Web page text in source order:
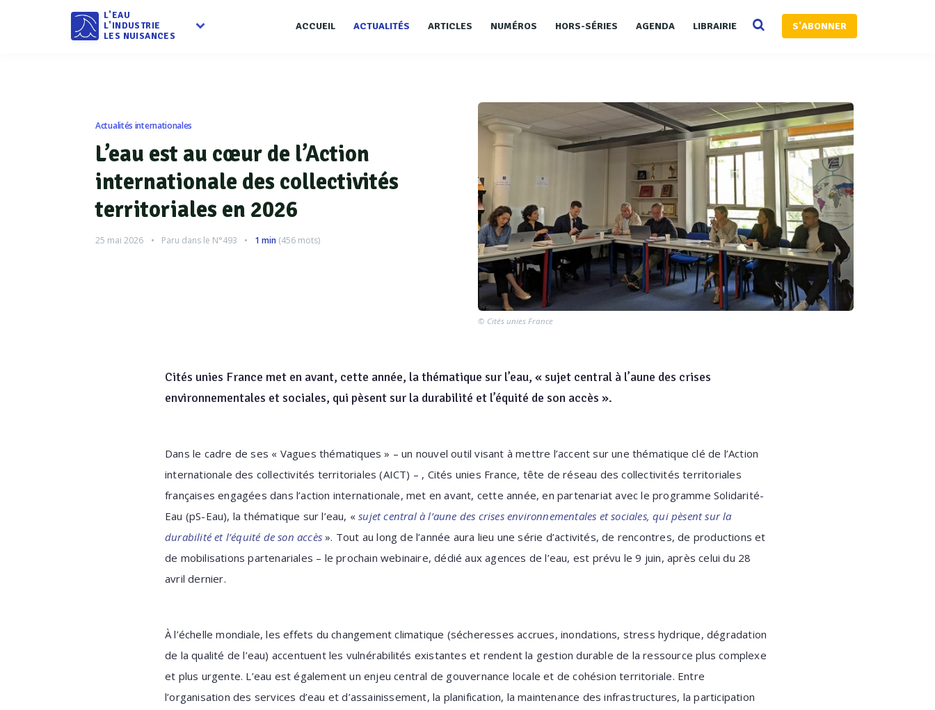
L'EAU
L'INDUSTRIE
LES NUISANCES
ACCUEIL ACTUALITÉS ARTICLES NUMÉROS HORS-SÉRIES AGENDA LIBRAIRIE S'ABONNER
Actualités internationales
L’eau est au cœur de l’Action
internationale des collectivités
territoriales en 2026
25 mai 2026 Paru dans le N°493 1 min (456 mots)
© Cités unies France
Cités unies France met en avant, cette année, la thématique sur l’eau, « sujet central à l’aune des crises
environnementales et sociales, qui pèsent sur la durabilité et l’équité de son accès ».
Dans le cadre de ses « Vagues thématiques » – un nouvel outil visant à mettre l’accent sur une thématique clé de l’Action
internationale des collectivités territoriales (AICT) – , Cités unies France, tête de réseau des collectivités territoriales
françaises engagées dans l’action internationale, met en avant, cette année, en partenariat avec le programme Solidarité-
Eau (pS-Eau), la thématique sur l’eau, «sujet central à l’aune des crises environnementales et sociales, qui pèsent sur la
durabilité et l’équité de son accès ». Tout au long de l’année aura lieu une série d’activités, de rencontres, de productions et
de mobilisations partenariales – le prochain webinaire, dédié aux agences de l’eau, est prévu le 9 juin, après celui du 28
avril dernier.
À l’échelle mondiale, les effets du changement climatique (sécheresses accrues, inondations, stress hydrique, dégradation
de la qualité de l’eau) accentuent les vulnérabilités existantes et rendent la gestion durable de la ressource plus complexe
et plus urgente. L’eau est également un enjeu central de gouvernance locale et de cohésion territoriale. Entre
l’organisation des services d’eau et d’assainissement, la planification, la maintenance des infrastructures, la participation